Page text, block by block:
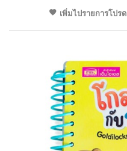
เพิ่มไปรายการโปรด